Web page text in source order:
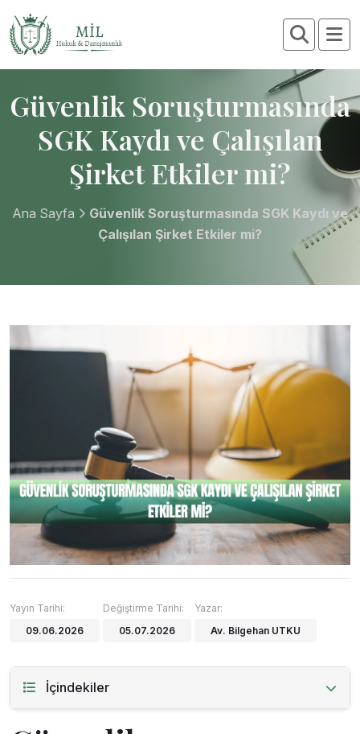
Güvenlik Soruşturmasında
SGK Kaydı ve Çalışılan
Şirket Etkiler mi?
Ana Sayfa
Güvenlik Soruşturmasında SGK Kaydı ve
Çalışılan Şirket Etkiler mi?
Yayın Tarihi:
09.06.2026
Değiştirme Tarihi:
05.07.2026
Yazar:
Av. Bilgehan UTKU
İçindekiler